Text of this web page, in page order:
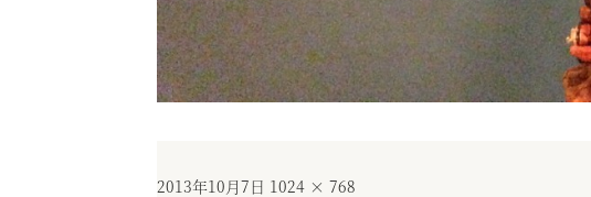
投
2013年10月7日 フ
1024 × 768